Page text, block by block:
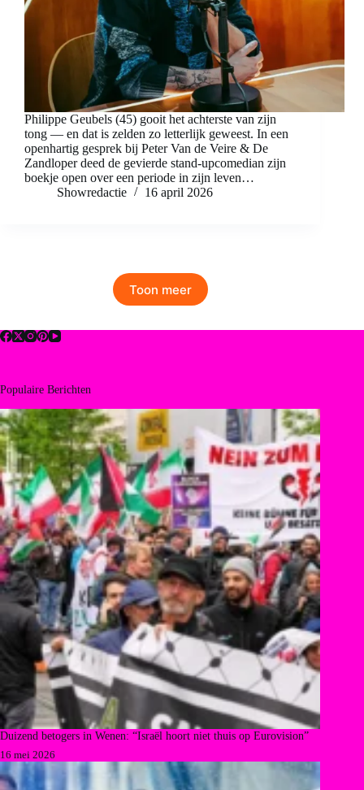
Philippe Geubels (45) gooit het achterste van zijn
tong — en dat is zelden zo letterlijk geweest. In een
openhartig gesprek bij Peter Van de Veire & De
Zandloper deed de gevierde stand-upcomedian zijn
boekje open over een periode in zijn leven…
Showredactie
16 april 2026
Toon meer
Populaire Berichten
Duizend betogers in Wenen: “Israël hoort niet thuis op Eurovision”
16 mei 2026